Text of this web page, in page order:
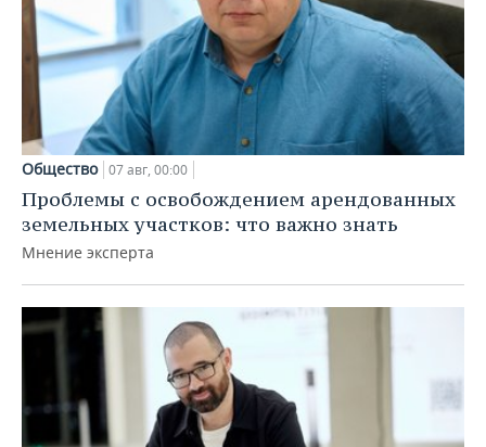
Общество 07 авг, 00:00
Проблемы с освобождением арендованных
земельных участков: что важно знать
Мнение эксперта